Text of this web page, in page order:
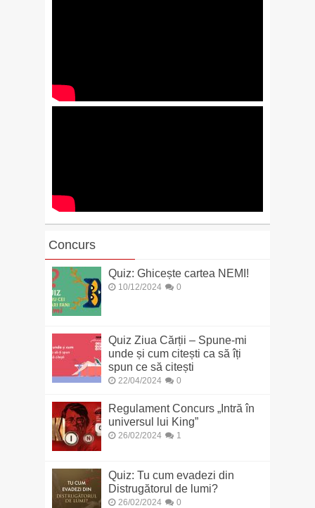
Concurs
Quiz: Ghicește cartea NEMI!
10/12/2024 0
Quiz Ziua Cărții – Spune-mi
unde și cum citești ca să îți
spun ce să citești
22/04/2024 0
Regulament Concurs „Intră în
universul lui King”
26/02/2024 1
Quiz: Tu cum evadezi din
Distrugătorul de lumi?
26/02/2024 0